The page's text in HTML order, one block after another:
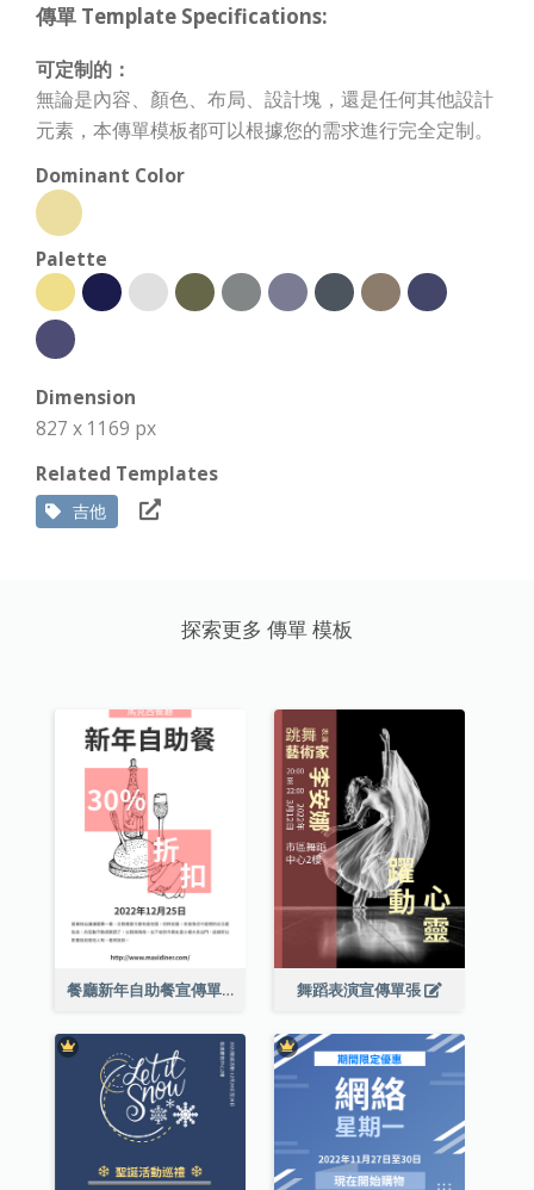
傳單 Template Specifications:
可定制的：
無論是內容、顏色、布局、設計塊，還是任何其他設計
元素，本傳單模板都可以根據您的需求進行完全定制。
Dominant Color
Palette
Dimension
827 x 1169 px
Related Templates
吉他
探索更多 傳單 模板
餐廳新年自助餐宣傳單張 舞蹈表演宣傳單張